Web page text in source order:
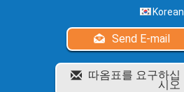
Korean
Send E-mail
따옴표를 요구하십
시오